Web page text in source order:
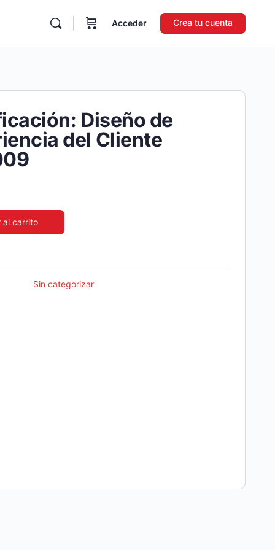
Acceder Crea tu cuenta
Diseño de
del Cliente
al carrito
Sin categorizar